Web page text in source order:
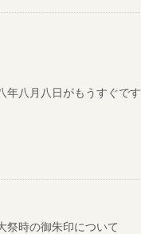
年八月八日がもうすぐです
祭時の御朱印について